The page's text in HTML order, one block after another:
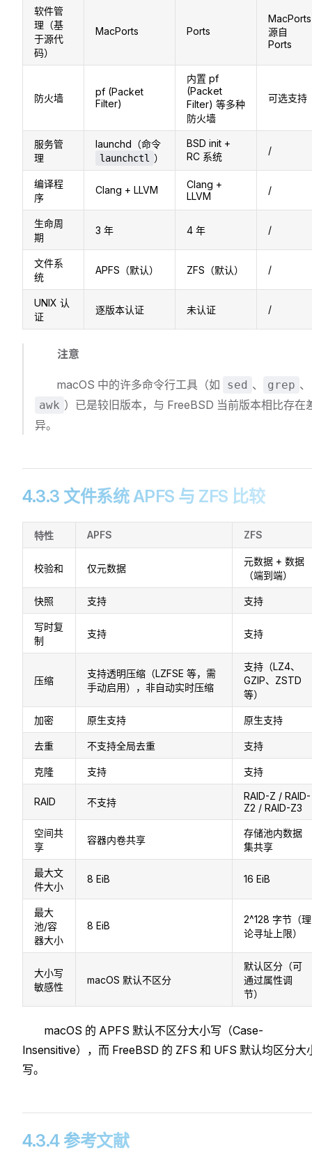
软件管
理（基
于源代
码）
MacPorts Ports
MacPorts
源自
Ports
防火墙
pf (Packet
Filter)
内置 pf
(Packet
Filter) 等多种
防火墙
可选支持
服务管
理
launchd（命令
launchctl ）
BSD init +
RC 系统
/
编译程
序
Clang + LLVM
Clang +
LLVM
/
生命周
期
3 年 4 年 /
文件系
统
APFS（默认） ZFS（默认） /
UNIX 认
证
逐版本认证 未认证 /
注意
macOS 中的许多命令行工具（如 sed 、 grep 、
awk ）已是较旧版本，与 FreeBSD 当前版本相比存在
异。
4.3.3 文件系统 APFS 与 ZFS 比较
特性 APFS ZFS
校验和 仅元数据
元数据 + 数据
（端到端）
快照 支持 支持
写时复
制
支持 支持
压缩
支持透明压缩（LZFSE 等，需
手动启用），非自动实时压缩
支持（LZ4、
GZIP、ZSTD
等）
加密 原生支持 原生支持
去重 不支持全局去重 支持
克隆 支持 支持
RAID 不支持
RAID-Z / RAID-
Z2 / RAID-Z3
空间共
享
容器内卷共享
存储池内数据
集共享
最大文
件大小
8 EiB 16 EiB
最大
池/容
器大小
8 EiB
2^128 字节（理
论寻址上限）
大小写
敏感性
macOS 默认不区分
默认区分（可
通过属性调
节）
macOS 的 APFS 默认不区分大小写（Case-
Insensitive），而 FreeBSD 的 ZFS 和 UFS 默认均区分大
写。
4.3.4 参考文献